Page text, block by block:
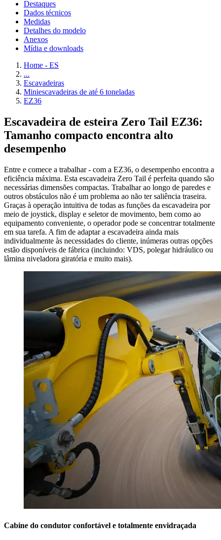
Destaques
Dados técnicos
Medidas
Detalhes do modelo
Anexos
Mídia e downloads
Home - ES
...
Escavadeiras
Miniescavadeiras de até 6 toneladas
EZ36
Escavadeira de esteira Zero Tail EZ36:
Tamanho compacto encontra alto
desempenho
Entre e comece a trabalhar - com a EZ36, o desempenho encontra a
eficiência máxima. Esta escavadeira Zero Tail é perfeita quando são
necessárias dimensões compactas. Trabalhar ao longo de paredes e
outros obstáculos não é um problema ao não ter saliência traseira.
Graças à operação intuitiva de todas as funções da escavadeira por
meio de joystick, display e seletor de movimento, bem como ao
equipamento conveniente, o operador pode se concentrar totalmente
em sua tarefa. A fim de adaptar a escavadeira ainda mais
individualmente às necessidades do cliente, inúmeras outras opções
estão disponíveis de fábrica (incluindo: VDS, polegar hidráulico ou
lâmina niveladora giratória e muito mais).
Cabine do condutor confortável e totalmente envidraçada